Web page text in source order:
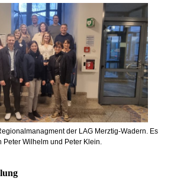
der LAG Merztig-Wadern. Es
Peter Wilhelm und Peter Klein.